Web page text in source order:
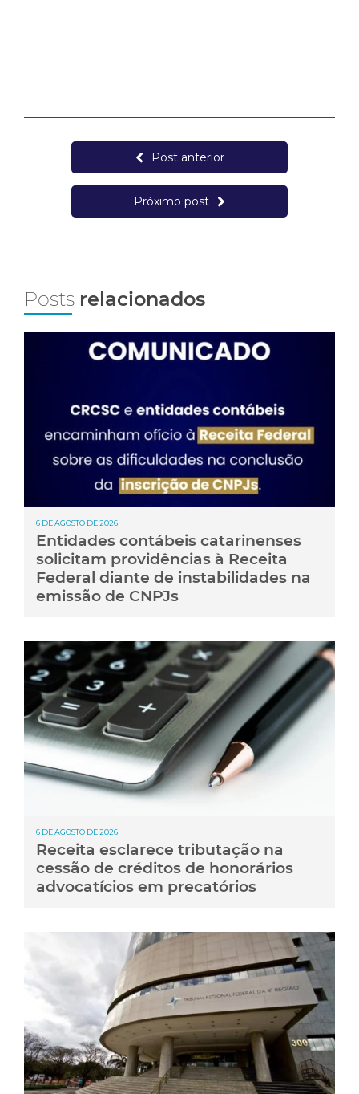
Post anterior
Próximo post
Posts relacionados
6 DE AGOSTO DE 2026
Entidades contábeis catarinenses
solicitam providências à Receita
Federal diante de instabilidades na
emissão de CNPJs
6 DE AGOSTO DE 2026
Receita esclarece tributação na
cessão de créditos de honorários
advocatícios em precatórios